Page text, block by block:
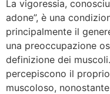
La vigoressia,
adone”, è una
principalmente il
una preoccupazione
definizione dei
percepiscono il
muscoloso,